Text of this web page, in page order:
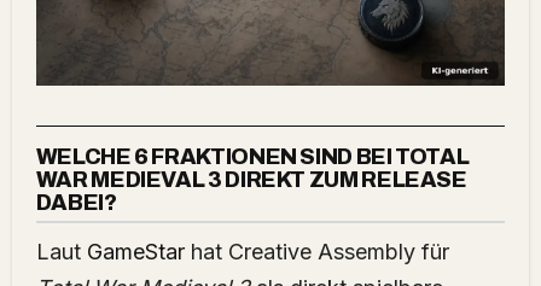
WELCHE 6 FRAKTIONEN SIND BEI TOTAL
WAR MEDIEVAL 3 DIREKT ZUM RELEASE
DABEI?
Laut GameStarhat Creative Assembly für